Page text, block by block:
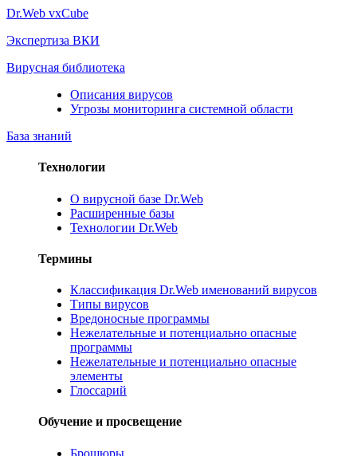
Dr.Web vxCube
Экспертиза ВКИ
Вирусная библиотека
Описания вирусов
Угрозы мониторинга системной области
База знаний
Технологии
О вирусной базе Dr.Web
Расширенные базы
Технологии Dr.Web
Термины
Классификация Dr.Web именований вирусов
Типы вирусов
Вредоносные программы
Нежелательные и потенциально опасные
программы
Нежелательные и потенциально опасные
элементы
Глоссарий
Обучение и просвещение
Брошюры